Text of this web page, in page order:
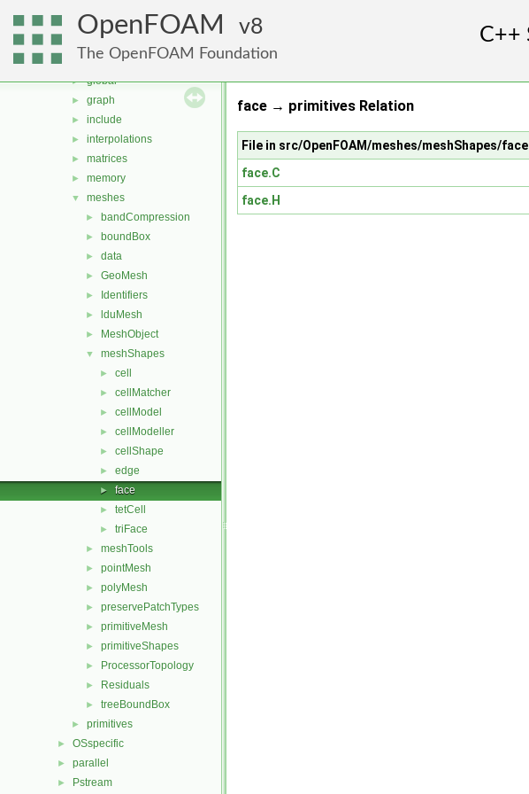
OpenFOAM 8
The OpenFOAM Foundation
► dimensionedTypes
dimensionSet
fields
► global
► graph
► include
► interpolations
► matrices
► memory
▼ meshes
► bandCompression
► boundBox
► data
► GeoMesh
► Identifiers
► lduMesh
► MeshObject
▼ meshShapes
► cell
► cellMatcher
► cellModel
► cellModeller
► cellShape
► edge
► face
► tetCell
► triFace
► meshTools
► pointMesh
► polyMesh
► preservePatchTypes
► primitiveMesh
► primitiveShapes
► ProcessorTopology
► Residuals
► treeBoundBox
► primitives
► OSspecific
► parallel
► Pstream
face → primitives Relation
File in src/OpenFOAM/meshes/meshShapes/face
face.C
face.H